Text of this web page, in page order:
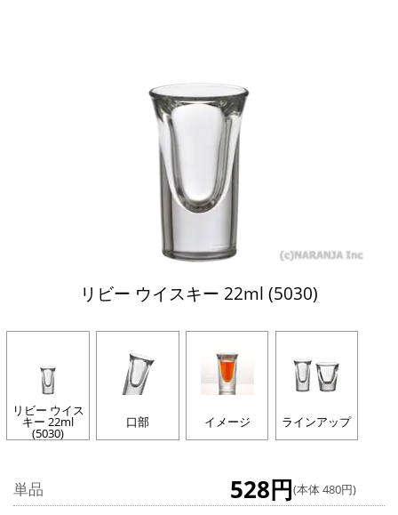
リビー ウイスキー 22ml (5030)
リビー ウイス
キー 22ml
(5030)
口部 イメージ ラインアップ
単品 528円(本体 480円)